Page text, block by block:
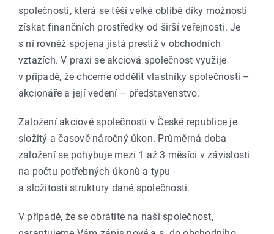
společnosti, která se těší velké oblibě díky možnosti
získat finančních prostředky od širší veřejnosti. Je
s ní rovněž spojena jistá prestiž v obchodních
vztazích. V praxi se akciová společnost využije
v případě, že chceme oddělit vlastníky společnosti –
akcionáře a její vedení – představenstvo.
Založení akciové společnosti v České republice je
složitý a časově náročný úkon. Průměrná doba
založení se pohybuje mezi 1 až 3 měsíci v závislosti
na počtu potřebných úkonů a typu
a složitosti struktury dané společnosti.
V případě, že se obrátíte na naši společnost,